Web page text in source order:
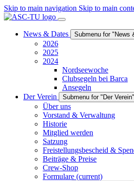
Skip to main navigation Skip to main
News & Dates Submenu for "News
2026
2025
2024
Nordseewoche
Clubsegeln bei Barca
Ansegeln
Der Verein
Submenu for "Der Verein"
Über uns
Vorstand & Verwaltung
Historie
Mitglied werden
Satzung
Freistellungsbescheid &
Beiträge & Preise
Crew-Shop
Formulare (current)